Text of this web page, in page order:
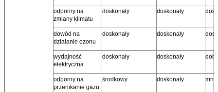
odporny na
zmiany klimatu
doskonały doskonały
dowód na
działanie ozonu
doskonały doskonały
wydajność
elektryczna
doskonały doskonały
odporny na
przenikanie gazu
środkowy doskonały